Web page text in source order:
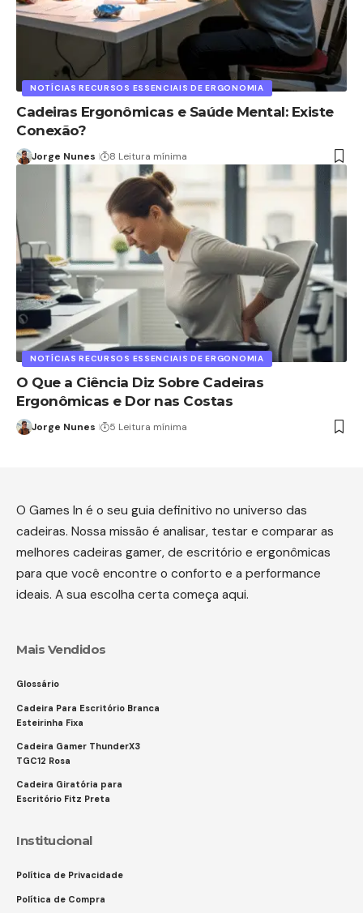
NOTÍCIAS RECURSOS ESSENCIAIS DE ERGONOMIA
Cadeiras Ergonômicas e Saúde Mental: Existe
Conexão?
Jorge Nunes 8 Leitura mínima
NOTÍCIAS RECURSOS ESSENCIAIS DE ERGONOMIA
O Que a Ciência Diz Sobre Cadeiras
Ergonômicas e Dor nas Costas
Jorge Nunes 5 Leitura mínima
O Games In é o seu guia definitivo no universo das
cadeiras. Nossa missão é analisar, testar e comparar as
melhores cadeiras gamer, de escritório e ergonômicas
para que você encontre o conforto e a performance
ideais. A sua escolha certa começa aqui.
Mais Vendidos
Glossário
Cadeira Para Escritório Branca
Esteirinha Fixa
Cadeira Gamer ThunderX3
TGC12 Rosa
Cadeira Giratória para
Escritório Fitz Preta
Institucional
Política de Privacidade
Política de Compra